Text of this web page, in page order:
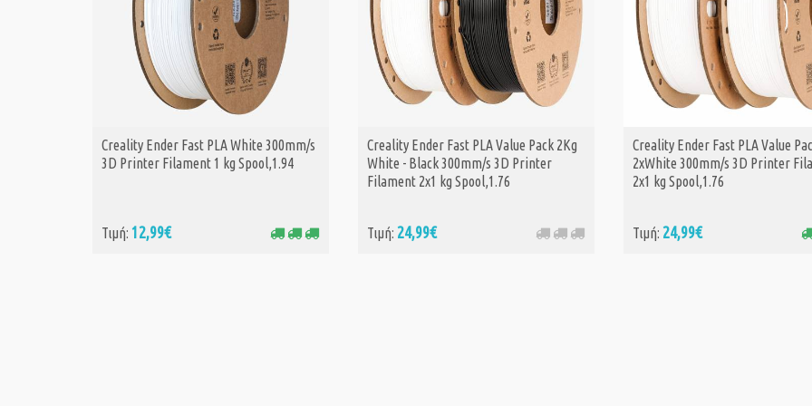
ΑΓΟΡΑ
Creality Ender Fast PLA White 300mm/s
3D Printer Filament 1 kg Spool,1.94
Τιμή: 12,99€
Creality Ender Fast PLA Value Pack 2Kg
White - Black 300mm/s 3D Printer
Filament 2x1 kg Spool,1.76
Τιμή: 24,99€
ΑΓΟΡΑ
Creality Ender Fast PLA Value
2xWhite 300mm/s 3D Printer
2x1 kg Spool,1.76
Τιμή: 24,99€